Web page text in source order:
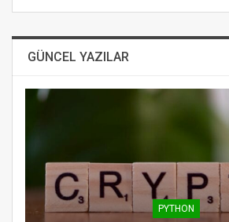
GÜNCEL YAZILAR
PYTHON